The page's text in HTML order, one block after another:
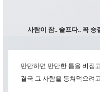
사람이 참.. 슬프다.. 꼭 승
만만하면 만만한 틈을 비집
결국 그 사람을 등쳐먹으려